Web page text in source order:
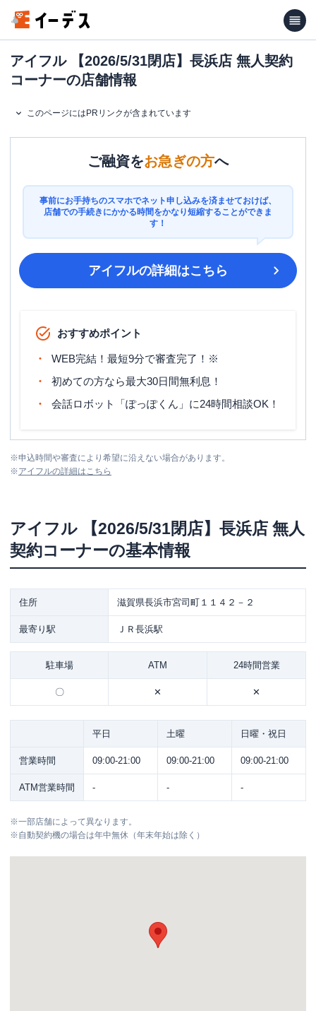
アイフル 【2026/5/31閉店】長浜店 無人契約
コーナーの店舗情報
このページにはPRリンクが含まれています
ご融資をお急ぎの方へ
事前にお手持ちのスマホでネット申し込みを済ませておけば、
店舗での手続きにかかる時間をかなり短縮することができま
す！
アイフルの詳細はこちら
おすすめポイント
WEB完結！最短9分で審査完了！※
初めての方なら最大30日間無利息！
会話ロボット「ぽっぽくん」に24時間相談OK！
※申込時間や審査により希望に沿えない場合があります。
※アイフルの詳細はこちら
アイフル
【2026/5/31閉店】長浜店 無人
契約コーナーの基本情報
住所 滋賀県長浜市宮司町１１４２－２
最寄り駅 ＪＲ長浜駅
駐車場 ATM 24時間営業
〇 ✕ ✕
平日 土曜 日曜・祝日
営業時間 09:00-21:00 09:00-21:00 09:00-21:00
ATM営業時間 - - -
※一部店舗によって異なります。
※自動契約機の場合は年中無休（年末年始は除く）